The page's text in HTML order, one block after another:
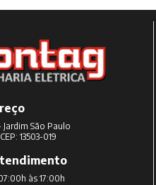
Jardim São Paulo
13503-019
às 17:00h